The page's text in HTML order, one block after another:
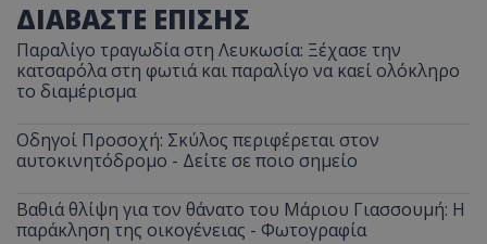
ΔΙΑΒΑΣΤΕ ΕΠΙΣΗΣ
Παραλίγο τραγωδία στη Λευκωσία: Ξέχασε την
κατσαρόλα στη φωτιά και παραλίγο να καεί ολόκληρο
το διαμέρισμα
Οδηγοί Προσοχή: Σκύλος περιφέρεται στον
αυτοκινητόδρομο - Δείτε σε ποιο σημείο
Βαθιά θλίψη για τον θάνατο του Μάριου Γιασσουμή: Η
παράκληση της οικογένειας - Φωτογραφία